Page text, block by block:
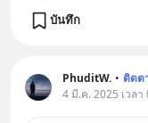
บันทึก
PhuditW. • ติดต
4 มี.ค. 2025 เวลา